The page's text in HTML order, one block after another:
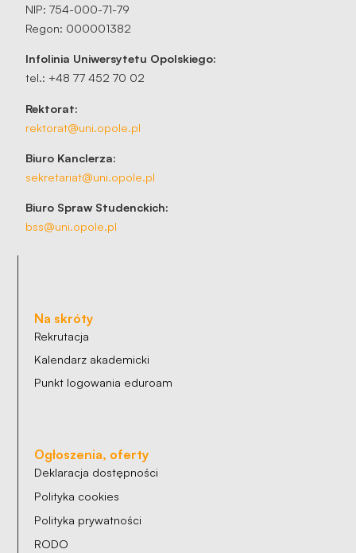
NIP: 754-000-71-79
Regon: 000001382
Infolinia Uniwersytetu Opolskiego:
tel.: +48 77 452 70 02
Rektorat:
rektorat@uni.opole.pl
Biuro Kanclerza:
sekretariat@uni.opole.pl
Biuro Spraw Studenckich:
bss@uni.opole.pl
Na skróty
Rekrutacja
Kalendarz akademicki
Punkt logowania eduroam
Ogłoszenia, oferty
Deklaracja dostępności
Polityka cookies
Polityka prywatności
RODO